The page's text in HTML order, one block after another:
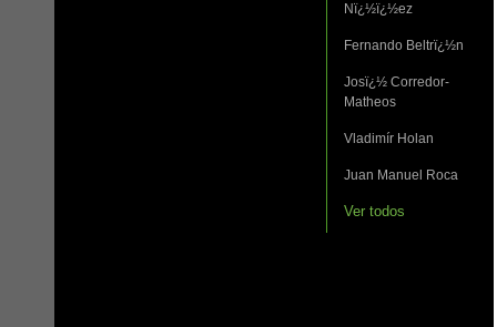
Nï¿½ï¿½ez
Fernando Beltrï¿½n
Josï¿½ Corredor-
Matheos
Vladimír Holan
Juan Manuel Roca
Ver todos